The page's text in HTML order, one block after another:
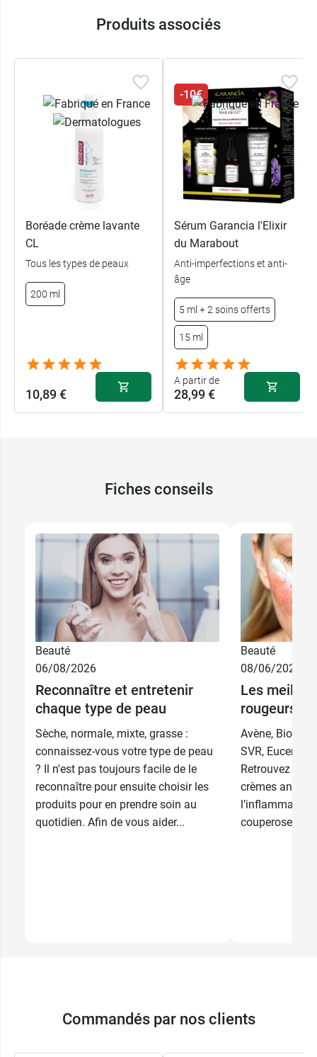
Produits associés
Boréade crème lavante
CL
Tous les types de peaux
200 ml
10,89 €
-10€
Sérum Garancia l'Elixir
du Marabout
Anti-imperfections et anti-
âge
5 ml + 2 soins offerts
15 ml
A partir de
28,99 €
28,99 €
24,49 €
Fiches conseils
Beauté
06/08/2026
Reconnaître et entretenir
chaque type de peau
Sèche, normale, mixte, grasse :
connaissez-vous votre type de peau
? Il n'est pas toujours facile de le
reconnaître pour ensuite choisir les
produits pour en prendre soin au
quotidien. Afin de vous aider...
Beauté
08/06/2026
Les
rougeurs
Avène,
SVR, Eucerin,
Retrouvez les
crèmes anti
l’inflammation
couperose.
Commandés par nos clients